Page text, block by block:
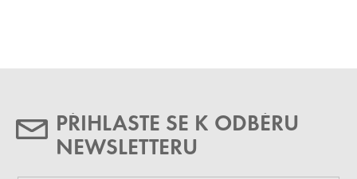
PŘIHLASTE SE K ODBĚRU
NEWSLETTERU